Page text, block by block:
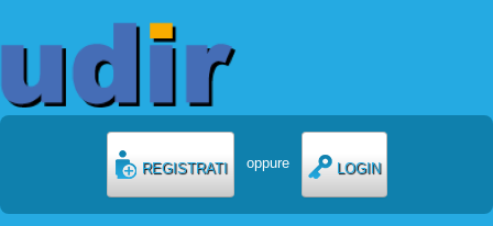
REGISTRATI oppure LOGIN